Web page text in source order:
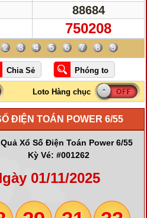
88684
750208
2 3 4 5 6 7 8 9
ĐIỆN TOÁN POWER 6/55
Xổ Số Điện Toán Power 6/55
Kỳ Vé: #001262
01/11/2025